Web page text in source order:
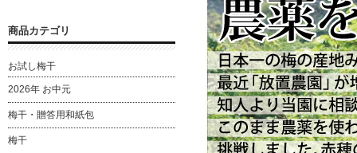
商品カテゴリ
お試し梅干
2026年 お中元
梅干・贈答用和紙包
梅干